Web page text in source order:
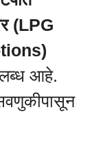
(LPG
आहे.